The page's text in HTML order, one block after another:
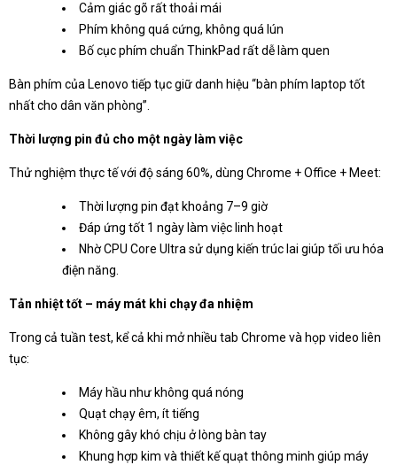
Cảm giác gõ rất thoải mái
Phím không quá cứng, không quá lún
Bố cục phím chuẩn ThinkPad rất dễ làm quen
Bàn phím của Lenovo tiếp tục giữ danh hiệu “bàn phím laptop tốt
nhất cho dân văn phòng”.
Thời lượng pin đủ cho một ngày làm việc
Thử nghiệm thực tế với độ sáng 60%, dùng Chrome + Office + Meet:
Thời lượng pin đạt khoảng 7–9 giờ
Đáp ứng tốt 1 ngày làm việc linh hoạt
Nhờ CPU Core Ultra sử dụng kiến trúc lai giúp tối ưu hóa
điện năng.
Tản nhiệt tốt – máy mát khi chạy đa nhiệm
Trong cả tuần test, kể cả khi mở nhiều tab Chrome và họp video liên
tục:
Máy hầu như không quá nóng
Quạt chạy êm, ít tiếng
Không gây khó chịu ở lòng bàn tay
Khung hợp kim và thiết kế quạt thông minh giúp máy